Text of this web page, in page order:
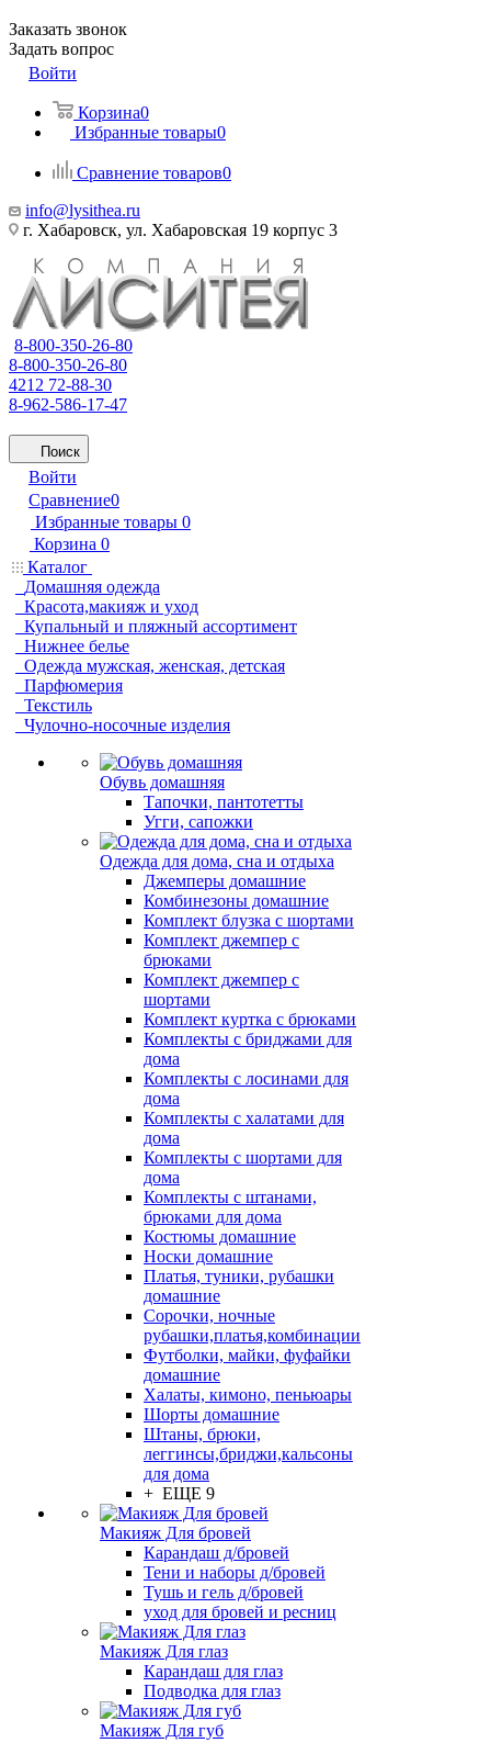
Заказать звонок
Задать вопрос
Войти
Корзина0
Избранные товары0
Сравнение товаров0
info@lysithea.ru
г. Хабаровск, ул. Хабаровская 19 корпус 3
8-800-350-26-80
8-800-350-26-80
4212 72-88-30
8-962-586-17-47
Поиск
Войти
Сравнение0
Избранные товары 0
Корзина 0
Каталог
Домашняя одежда
Красота,макияж и уход
Купальный и пляжный ассортимент
Нижнее белье
Одежда мужская, женская, детская
Парфюмерия
Текстиль
Чулочно-носочные изделия
Обувь домашняя
Тапочки, пантотетты
Угги, сапожки
Одежда для дома, сна и отдыха
Джемперы домашние
Комбинезоны домашние
Комплект блузка с шортами
Комплект джемпер с
брюками
Комплект джемпер с
шортами
Комплект куртка с брюками
Комплекты с бриджами для
дома
Комплекты с лосинами для
дома
Комплекты с халатами для
дома
Комплекты с шортами для
дома
Комплекты с штанами,
брюками для дома
Костюмы домашние
Носки домашние
Платья, туники, рубашки
домашние
Сорочки, ночные
рубашки,платья,комбинации
Футболки, майки, фуфайки
домашние
Халаты, кимоно, пеньюары
Шорты домашние
Штаны, брюки,
леггинсы,бриджи,кальсоны
для дома
+ ЕЩЕ 9
Макияж Для бровей
Карандаш д/бровей
Тени и наборы д/бровей
Тушь и гель д/бровей
уход для бровей и ресниц
Макияж Для глаз
Карандаш для глаз
Подводка для глаз
Макияж Для губ